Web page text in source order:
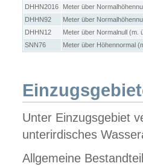
DHHN2016
Meter über
DHHN92
Meter über
DHHN12
Meter über Normalnull (m.
SNN76
Meter über Höhennormal
Unter Einzugsgebiet
unterirdisches
Allgemeine